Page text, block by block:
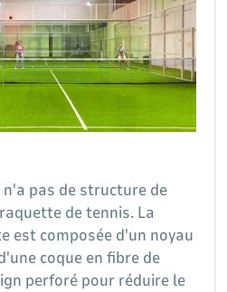
pas de structure de
de tennis. La
est composée d'un noyau
coque en fibre de
perforé pour réduire le